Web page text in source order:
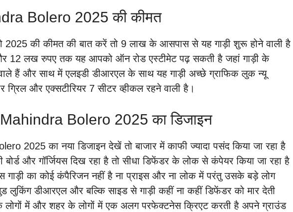
Bolero 2025 की कीमत
2025 की कीमत की बात करें तो 9 लाख के आसपास से यह गाड़ी शुरू होने वाली है
12 लख रुपए तक यह आपको ऑन रोड एस्टीमेट पढ़ सकती है जहां गाड़ी के
हैं और साथ में एलइडी डीआरएल के साथ यह गाड़ी अच्छे ग्राफिक लुक न्यू
ग्रिल और एक्सटीरियर 7 सीटर व्हीकल रहने वाली है।
Bolero 2025 का डिजाइन
2025 का नया डिजाइन देखें तो बाजार में काफी ज्यादा पसंद किया जा रहा है
और गॉर्जियस दिख रहा है तो सीधा डिफेंडर के लोक से कंपेयर किया जा रहा है
गाड़ी का कोई कंपैरिजन नहीं है ना प्राइस और ना लोक में परंतु उसके बड़े लोग
लुकिंग डीआरएल और बल्कि साइड से गाड़ी कहीं ना कहीं डिफेंडर को मार देती
लोगों में और शहर के लोगों में एक अलग परफेक्टनेस क्रिएट करती है अपने ग्राउंड